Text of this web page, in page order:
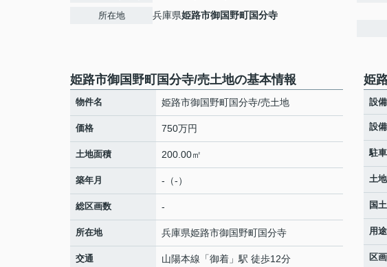
所在地 兵庫県姫路市御国野町国分寺
姫路市御国野町国分寺/売土地の基本情報
物件名 姫路市御国野町国分寺/売土地
価格 750万円
土地面積 200.00㎡
築年月 -（-）
総区画数 -
所在地 兵庫県姫路市御国野町国分寺
交通 山陽本線 「御着 」駅 徒歩12分
姫
設
設
駐
土
国
用
区